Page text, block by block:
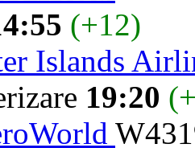
(+12)
Islands
19:20